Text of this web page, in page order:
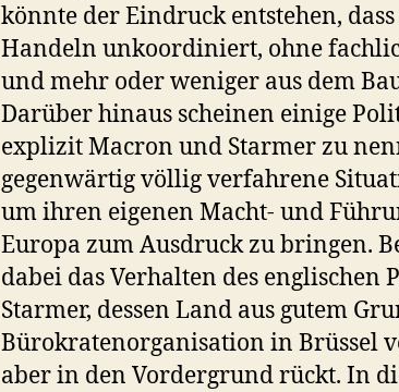
könnte der Eindruck entstehen,
Handeln unkoordiniert, ohne
und mehr oder weniger aus dem
Darüber hinaus scheinen einige
explizit Macron und Starmer zu
gegenwärtig völlig verfahrene
um ihren eigenen Macht- und
Europa zum Ausdruck zu bringen.
dabei das Verhalten des englischen
Starmer, dessen Land aus gutem
Bürokratenorganisation in Brüssel
aber in den Vordergrund rückt. In